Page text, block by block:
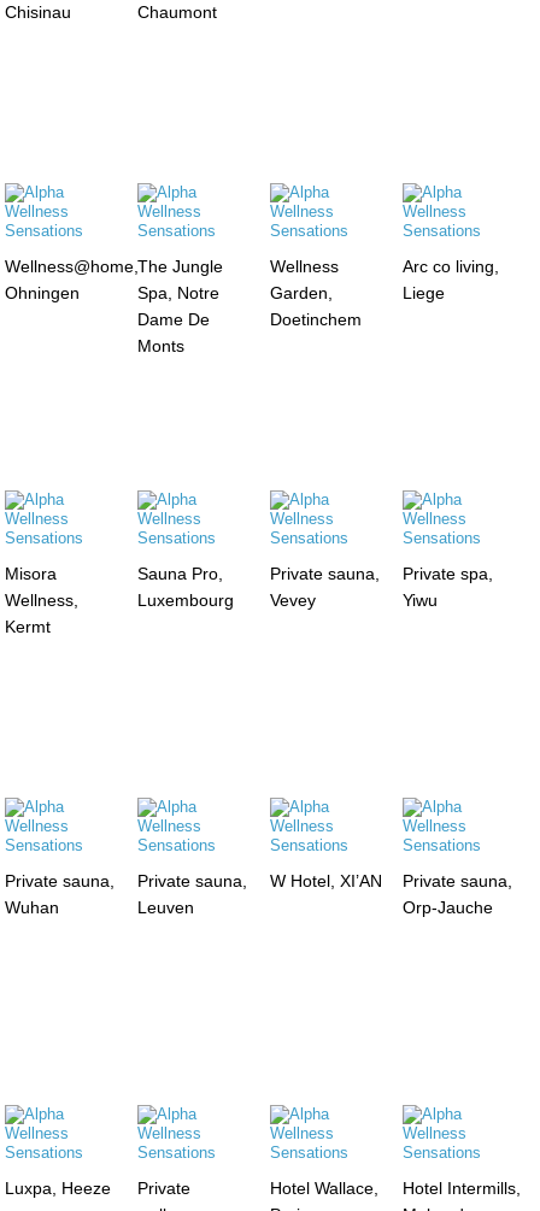
Chisinau
Chaumont
Wellness@home,
Ohningen
The Jungle
Spa, Notre
Dame De
Monts
Wellness
Garden,
Doetinchem
Arc co living,
Liege
Misora
Wellness,
Kermt
Sauna Pro,
Luxembourg
Private sauna,
Vevey
Private spa,
Yiwu
Private sauna,
Wuhan
Private sauna,
Leuven
W Hotel, XI’AN
Private sauna,
Orp-Jauche
Luxpa, Heeze
Private
Hotel Wallace,
Hotel Intermills,